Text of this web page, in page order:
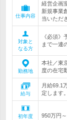
仕事内容
経営企画
新規事業
当いただ
対象と
なる方
《必須
まで一連
勤務地
本社／東
度の在宅
給与
月給69.1
定します
初年度
950万円